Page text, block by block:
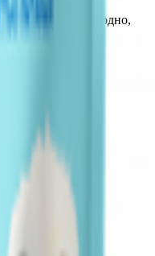
Беларусь, г. Гродно,